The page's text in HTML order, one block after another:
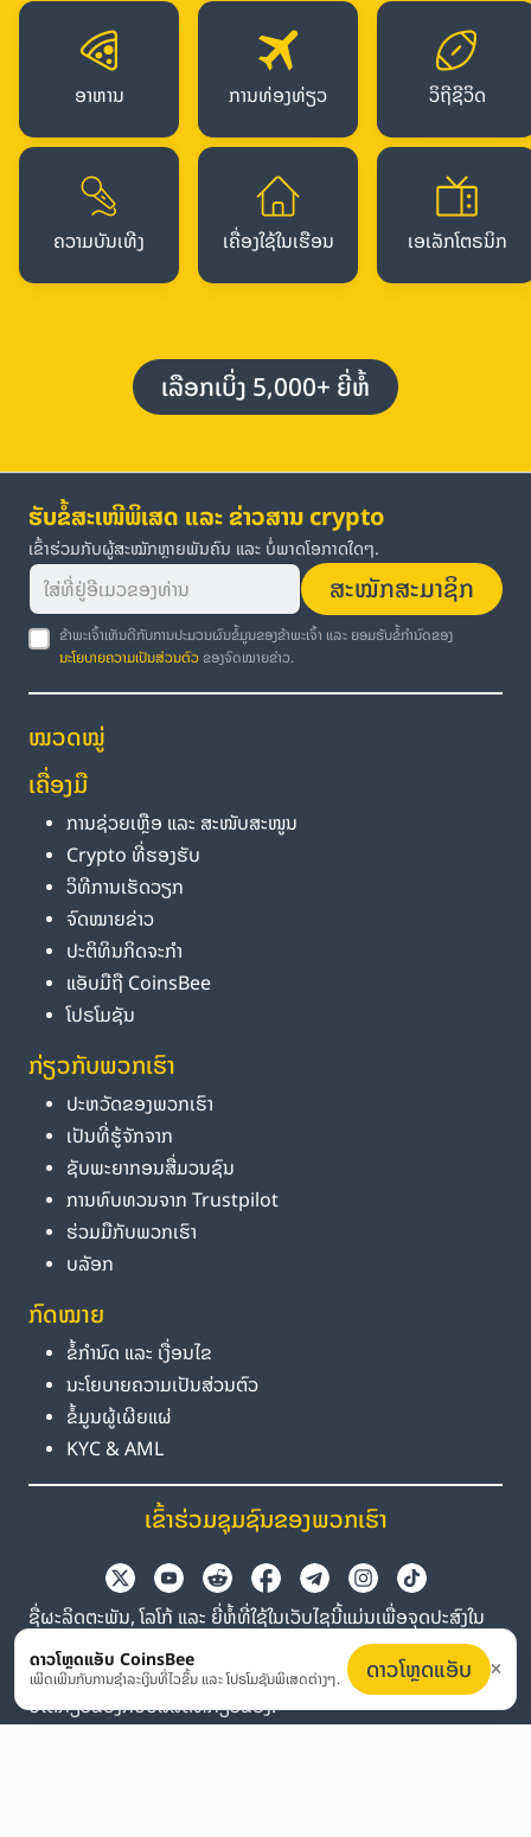
ອາຫານ ການທ່ອງທ່ຽວ ວິຖີຊີວິດ
ຄວາມບັນເທີງ ເຄື່ອງໃຊ້ໃນເຮືອນ ເອເລັກໂຕຣນິກ
ເລືອກເບິ່ງ 5,000+ ຍີ່ຫໍ້
ຮັບຂໍ້ສະເໜີພິເສດ ແລະ ຂ່າວສານ crypto
ເຂົ້າຮ່ວມກັບຜູ້ສະໝັກຫຼາຍພັນຄົນ ແລະ ບໍ່ພາດໂອກາດໃດໆ.
ສະໝັກສະມາຊິກ
ຂ້າພະເຈົ້າເຫັນດີກັບການປະມວນຜົນຂໍ້ມູນຂອງຂ້າພະເຈົ້າ ແລະ ຍອມຮັບຂໍ້ກຳນົດຂອງ
ນະໂຍບາຍຄວາມເປັນສ່ວນຕົວ ຂອງຈົດໝາຍຂ່າວ.
ໝວດໝູ່
ເຄື່ອງມື
ການຊ່ວຍເຫຼືອ ແລະ ສະໜັບສະໜູນ
Crypto ທີ່ຮອງຮັບ
ວິທີການເຮັດວຽກ
ຈົດໝາຍຂ່າວ
ປະຕິທິນກິດຈະກຳ
ແອັບມືຖື CoinsBee
ໂປຣໂມຊັນ
ກ່ຽວກັບພວກເຮົາ
ປະຫວັດຂອງພວກເຮົາ
ເປັນທີ່ຮູ້ຈັກຈາກ
ຊັບພະຍາກອນສື່ມວນຊົນ
ການທົບທວນຈາກ Trustpilot
ຮ່ວມມືກັບພວກເຮົາ
ບລັອກ
ກົດໝາຍ
ຂໍ້ກຳນົດ ແລະ ເງື່ອນໄຂ
ນະໂຍບາຍຄວາມເປັນສ່ວນຕົວ
ຂໍ້ມູນຜູ້ເຜີຍແຜ່
KYC & AML
ເຂົ້າຮ່ວມຊຸມຊົນຂອງພວກເຮົາ
ຊື່ຜະລິດຕະພັນ, ໂລໂກ້ ແລະ ຍີ່ຫໍ້ທີ່ໃຊ້ໃນເວັບໄຊນີ້ແມ່ນເພື່ອຈຸດປະສົງໃນ
ການລະບຸຕົວຕົນເທົ່ານັ້ນ. ເຄື່ອງໝາຍການຄ້າ ແລະ ເຄື່ອງໝາຍການຄ້າທີ່
ຈົດທະບຽນທັງໝົດເປັນຊັບສິນຂອງເຈົ້າຂອງທີ່ກ່ຽວຂ້ອງ. Coinsbee
ບໍ່ໄດ້ກ່ຽວຂ້ອງກັບບໍລິສັດທີ່ກ່ຽວຂ້ອງ.
ດາວໂຫຼດແອັບ CoinsBee
ເພີດເພີນກັບການຊຳລະເງິນທີ່ໄວຂຶ້ນ ແລະ ໂປຣໂມຊັນພິເສດຕ່າງໆ. ດາວໂຫຼດແອັບ